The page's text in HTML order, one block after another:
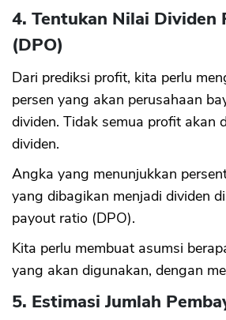
4. Tentukan Nilai Dividen
(DPO)
Dari prediksi profit, kita perlu
persen yang akan perusahaan
dividen. Tidak semua profit akan
dividen.
Angka yang menunjukkan
yang dibagikan menjadi dividen
payout ratio (DPO).
Kita perlu membuat asumsi
yang akan digunakan, dengan
5. Estimasi Jumlah